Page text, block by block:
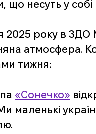
що несуть у
2025 року в ЗДО
атмосфера.
тижня:
«Сонечко»
маленькі